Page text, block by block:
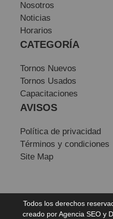
Nosotros
Noticias
Horarios
CATEGORÍA
Tornos Nuevos
Tornos Usados
Capacitaciones
AVISOS
Política de privacidad
Términos y condiciones
Site Map
Todos los derechos
creado porAgencia SEO y